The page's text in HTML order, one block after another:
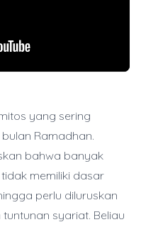
yang sering
Ramadhan.
bahwa banyak
memiliki dasar
perlu diluruskan
syariat. Beliau